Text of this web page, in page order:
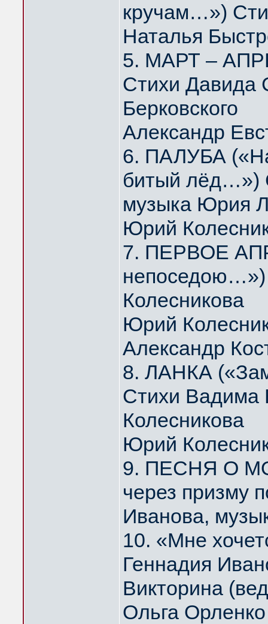
кручам…»)
Наталья
5. МАРТ –
Стихи Давида
Берковского
Александр
6. ПАЛУБА
битый лёд…»)
музыка Юрия
Юрий
7. ПЕРВОЕ
Колесникова
Юрий
Александр
8. ЛАНКА
Стихи Вадима
Колесникова
Юрий
9. ПЕСНЯ О
через призму
Иванова,
10. «Мне
Геннадия
Викторина
Ольга Орленко